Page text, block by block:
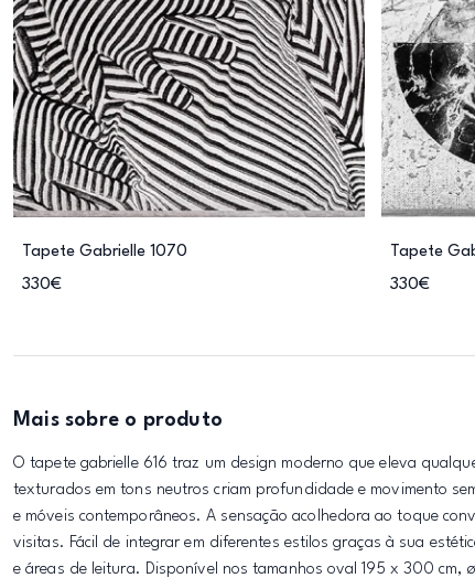
Tapete Gabrielle 1070
330€
Tapete
330€
Mais sobre o produto
O tapete gabrielle 616 traz um design moderno que eleva
texturados em tons neutros criam profundidade e movimento
e móveis contemporâneos. A sensação acolhedora ao toque
visitas. Fácil de integrar em diferentes estilos graças à sua
e áreas de leitura. Disponível nos tamanhos oval 195 x 300 cm,